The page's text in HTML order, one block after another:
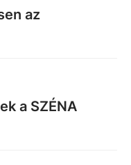
az
a SZÉNA